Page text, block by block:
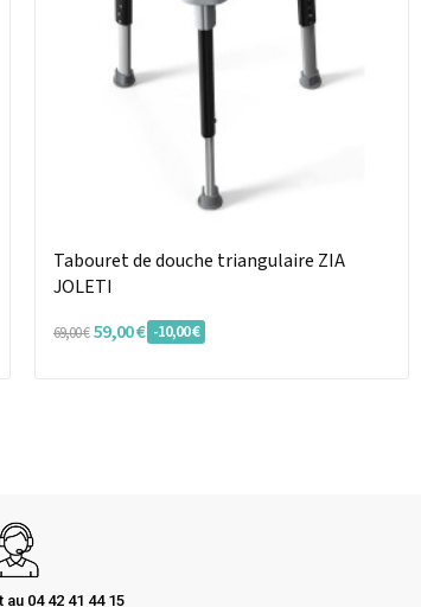
Tabouret de douche triangulaire ZIA
JOLETI
69,00 € 59,00 € -10,00 €
04 42 41 44 15